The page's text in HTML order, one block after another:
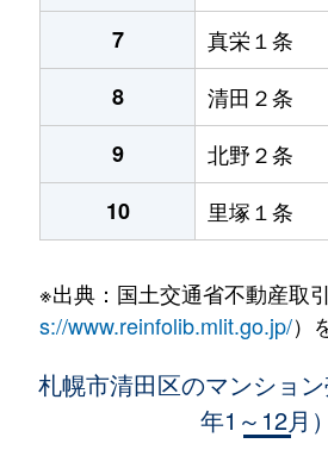
7
真栄１条
8
清田２条
9
北野２条
10
里塚１条
※出典：国土交通省不動産取
s://www.reinfolib.mlit.go.jp/）
札幌市清田区のマンショ
年1～12月）